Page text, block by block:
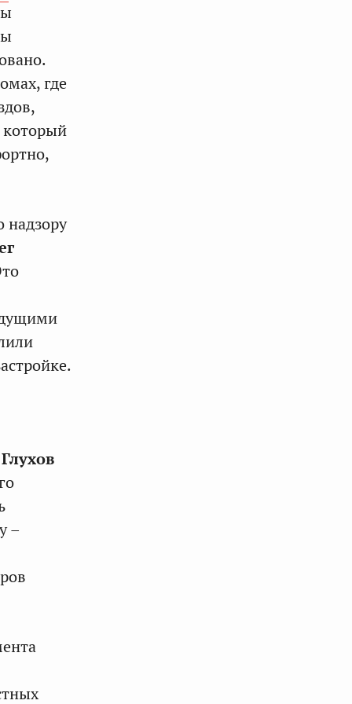
где
который
надзору
–